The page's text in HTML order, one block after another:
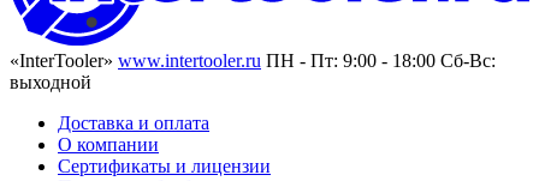
«InterTooler» www.intertooler.ru ПН - Пт: 9:00 - 18:00 Сб-Вс:
выходной
Доставка и оплата
О компании
Сертификаты и лицензии